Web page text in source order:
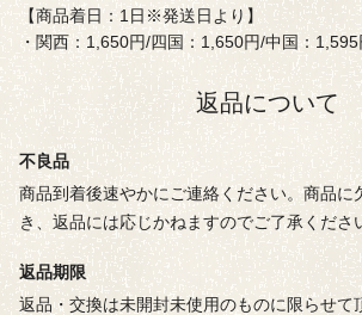
【商品着日：1日※発送日より】
・関西：1,650円/四国：1,650円/中国：
返品について
不良品
商品到着後速やかにご連絡ください。商品に
き、返品には応じかねますのでご了承くださ
返品期限
返品・交換は未開封未使用のものに限らせて